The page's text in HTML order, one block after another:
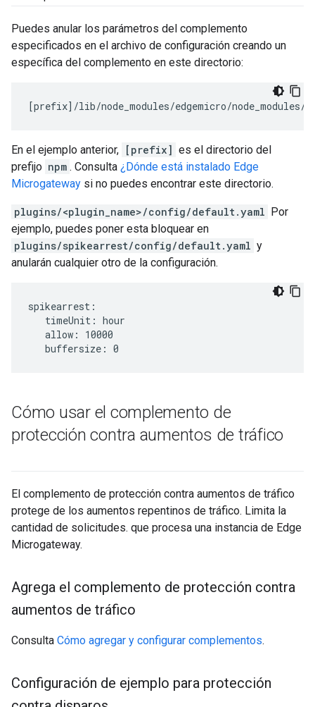
Puedes anular los parámetros del complemento
especificados en el archivo de configuración creando un
específica del complemento en este directorio:
[prefix]/lib/node_modules/edgemicro/node_modules/
En el ejemplo anterior, [prefix] es el directorio del
prefijo npm . Consulta ¿Dónde está instalado Edge
Microgateway si no puedes encontrar este directorio.
plugins/<plugin_name>/config/default.yaml Por
ejemplo, puedes poner esta bloquear en
plugins/spikearrest/config/default.yaml y
anularán cualquier otro de la configuración.
spikearrest:
   timeUnit: hour
   allow: 10000
   buffersize: 0
Cómo usar el complemento de
protección contra aumentos de tráfico
El complemento de protección contra aumentos de tráfico
protege de los aumentos repentinos de tráfico. Limita la
cantidad de solicitudes. que procesa una instancia de Edge
Microgateway.
Agrega el complemento de protección contra
aumentos de tráfico
Consulta Cómo agregar y configurar complementos.
Configuración de ejemplo para protección